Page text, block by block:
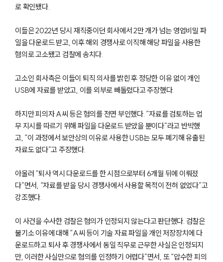
로 확인됐다.
이들은 2022년 당시 재직중이던 회사에서 2만 개가 넘는 영업비밀 파
일을 다운로드 받고, 이후 해외 경쟁사로 이직해 해당 파일을 사용한
혐의로 고소됐고 검찰에 송치다.
고소인 회사측은 이들이 퇴직 의사를 밝힌 후 정당한 이유 없이 개인
USB에 자료를 받았고, 이를 외부로 빼돌렸다고 주장했다.
하지만 피의자 A씨 등은 혐의를 전면 부인했다. “자료를 검토하는 업
무 지시를 따르기 위해 파일을 다운로드 받았을 뿐이다”라고 반박했
고, “이 과정에서 보안상의 이유로 사용한 USB는 모두 폐기해 유출된
자료도 없다”고 주장했다.
아울러 “퇴사 역시 다운로드를 한 시점으로부터 6개월 뒤에 이뤄졌
다”면서, “자료를 받을 당시 경쟁사에서 사용할 목적이 전혀 없었다”고
강조했다.
이 사건을 수사한 검찰은 혐의가 인정되지 않는다고 판단했다. 검찰은
불기소 이유에 대해 “A씨 등이 기술 자료 파일을 개인 저장장치에 다
운로드하고 퇴사 후 경쟁사에서 동일 직무로 근무한 사실은 인정되지
만, 이러한 사실만으로 혐의를 인정하기 어렵다”면서, 또 “압수한 피의